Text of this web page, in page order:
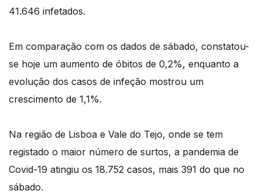
41.646 infetados.
Em comparação com os dados de sábado, constatou-
se hoje um aumento de óbitos de 0,2%, enquanto a
evolução dos casos de infeção mostrou um
crescimento de 1,1%.
Na região de Lisboa e Vale do Tejo, onde se tem
registado o maior número de surtos, a pandemia de
Covid-19 atingiu os 18.752 casos, mais 391 do que no
sábado.